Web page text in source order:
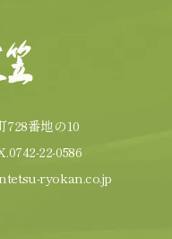
728番地の10
22-0586
ryokan.co.jp